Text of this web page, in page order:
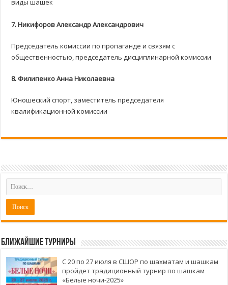
виды шашек
7.Никифоров Александр Александрович
Председатель комиссии по пропаганде и связям с
общественностью, председатель дисциплинарной комиссии
8. Филипенко Анна Николаевна
Юношеский спорт, заместитель председателя
квалификационной комиссии
Ближайшие турниры
С 20 по 27 июля в СШОР по шахматам и шашкам
пройдет традиционный турнир по шашкам
«Белые ночи-2025»